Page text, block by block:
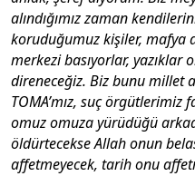
alındığımız zaman
koruduğumuz kişiler, mafya
merkezi basıyorlar, yazıklar
direneceğiz. Biz bunu millet
TOMA’mız, suç örgütlerimiz
omuz omuza yürüdüğü
öldürtecekse Allah onun
affetmeyecek, tarih onu